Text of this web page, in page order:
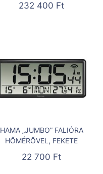
232 400 Ft
HAMA „JUMBO” FALIÓRA
HŐMÉRŐVEL, FEKETE
22 700 Ft